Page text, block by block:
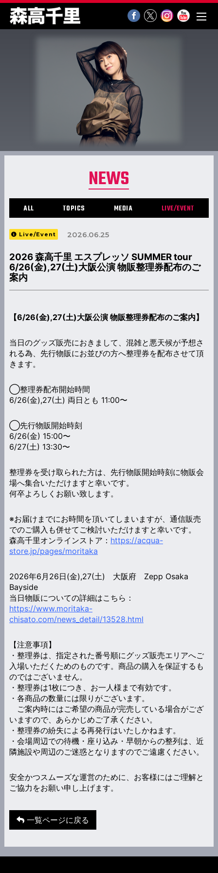
NEWS
ALL TOPICS MEDIA LIVE/EVENT
Live/Event 2026.06.25
2026 森高千里 エスプレッソ SUMMER tour
6/26(金),27(土)大阪公演 物販整理券配布のご
案内
【6/26(金),27(土)大阪公演 物販整理券配布のご案内】
当日のグッズ販売におきまして、混雑と悪天候が予想さ
れる為、先行物販にお並びの方へ整理券を配布させて頂
きます。
◯整理券配布開始時間
6/26(金),27(土) 両日とも 11:00〜
◯先行物販開始時刻
6/26(金) 15:00〜
6/27(土) 13:30〜
整理券を受け取られた方は、先行物販開始時刻に物販会
場へ集合いただけますと幸いです。
何卒よろしくお願い致します。
※お届けまでにお時間を頂いてしまいますが、通信販売
でのご購入も併せてご検討いただけますと幸いです。
森高千里オンラインストア： https://acqua-
store.jp/pages/moritaka
2026年6月26日(金),27(土) 大阪府 Zepp Osaka
Bayside
当日物販についての詳細はこちら：
https://www.moritaka-
chisato.com/news_detail/13528.html
【注意事項】
・整理券は、指定された番号順にグッズ販売エリアへご
入場いただくためのものです。商品の購入を保証するも
のではございません。
・整理券は1枚につき、お一人様まで有効です。
・各商品の数量には限りがございます。
ご案内時にはご希望の商品が完売している場合がござ
いますので、あらかじめご了承ください。
・整理券の紛失による再発行はいたしかねます。
・会場周辺での待機・座り込み・早朝からの整列は、近
隣施設や周辺のご迷惑となりますのでご遠慮ください。
安全かつスムーズな運営のために、お客様にはご理解と
ご協力をお願い申し上げます。
一覧ページに戻る